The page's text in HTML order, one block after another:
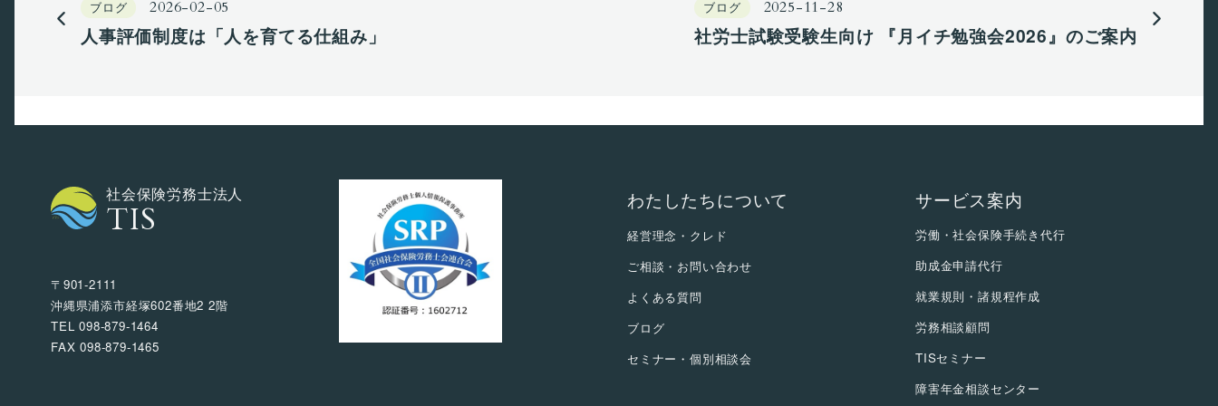
ブログ 2026-02-05
人事評価制度は「人を育てる仕組み」
ブログ 2025-11-28
社労士試験受験生向け 『月イチ勉強会2026』のご案内
社会保険労務士法人
TIS
〒901-2111
沖縄県浦添市経塚602番地2 2階
TEL 098-879-1464
FAX 098-879-1465
わたしたちについて
経営理念・クレド
ご相談・お問い合わせ
よくある質問
ブログ
セミナー・個別相談会
サービス案内
労働・社会保険手続き代行
助成金申請代行
就業規則・諸規程作成
労務相談顧問
TISセミナー
障害年金相談センター